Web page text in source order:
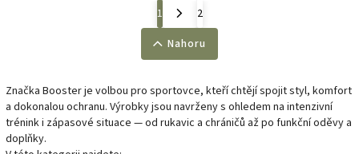
1
2
Nahoru
Značka Booster je volbou pro sportovce, kteří chtějí spojit styl, komfort
a dokonalou ochranu. Výrobky jsou navrženy s ohledem na intenzivní
trénink i zápasové situace — od rukavic a chráničů až po funkční oděvy a
doplňky.